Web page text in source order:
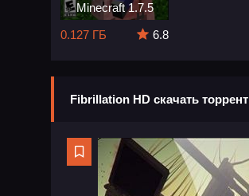
Minecraft 1.7.5
0.127 ГБ
6.8
Fibrillation HD скачать торрент